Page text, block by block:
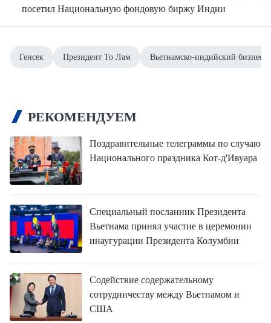
посетил Национальную фондовую биржу Индии
Генсек Президент То Лам Вьетнамско-индийский бизнес-
РЕКОМЕНДУЕМ
Поздравительные телеграммы по случаю
Национального праздника Кот-д'Ивуара
Специальный посланник Президента
Вьетнама принял участие в церемонии
инаугурации Президента Колумбии
Содействие содержательному
сотрудничеству между Вьетнамом и
США